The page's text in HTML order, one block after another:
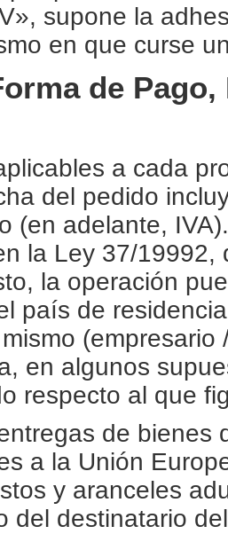
supone la
en que curse
de
a cada
del pedido
(en adelante,
la Ley 37/
la operación
país de
en algunos
respecto al que
de bienes
a la Unión
y aranceles
del destinatario